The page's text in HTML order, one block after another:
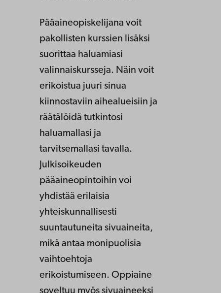
Pääaineopiskelijana voit
pakollisten kurssien lisäksi
suorittaa haluamiasi
valinnaiskursseja. Näin voit
erikoistua juuri sinua
kiinnostaviin aihealueisiin ja
räätälöidä tutkintosi
haluamallasi ja
tarvitsemallasi tavalla.
Julkisoikeuden
pääaineopintoihin voi
yhdistää erilaisia
yhteiskunnallisesti
suuntautuneita sivuaineita,
mikä antaa monipuolisia
vaihtoehtoja
erikoistumiseen. Oppiaine
soveltuu myös sivuaineeksi